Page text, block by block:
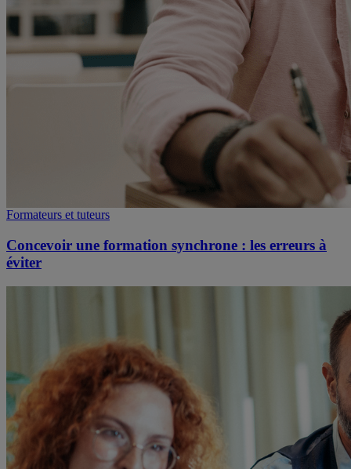
Formateurs et tuteurs
Concevoir une formation synchrone : les erreurs à
éviter